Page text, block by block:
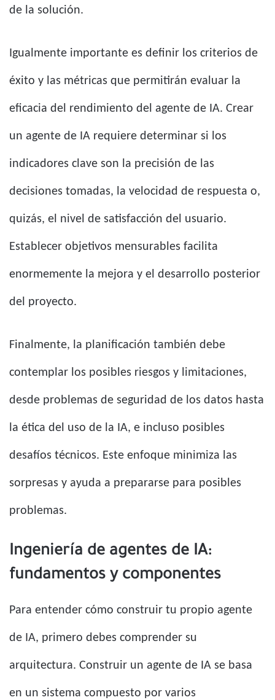
de la solución.
Igualmente importante es definir los criterios de
éxito y las métricas que permitirán evaluar la
eficacia del rendimiento del agente de IA. Crear
un agente de IA requiere determinar si los
indicadores clave son la precisión de las
decisiones tomadas, la velocidad de respuesta o,
quizás, el nivel de satisfacción del usuario.
Establecer objetivos mensurables facilita
enormemente la mejora y el desarrollo posterior
del proyecto.
Finalmente, la planificación también debe
contemplar los posibles riesgos y limitaciones,
desde problemas de seguridad de los datos hasta
la ética del uso de la IA, e incluso posibles
desafíos técnicos. Este enfoque minimiza las
sorpresas y ayuda a prepararse para posibles
problemas.
Ingeniería de agentes de IA:
fundamentos y componentes
Para entender cómo construir tu propio agente
de IA, primero debes comprender su
arquitectura. Construir un agente de IA se basa
en un sistema compuesto por varios